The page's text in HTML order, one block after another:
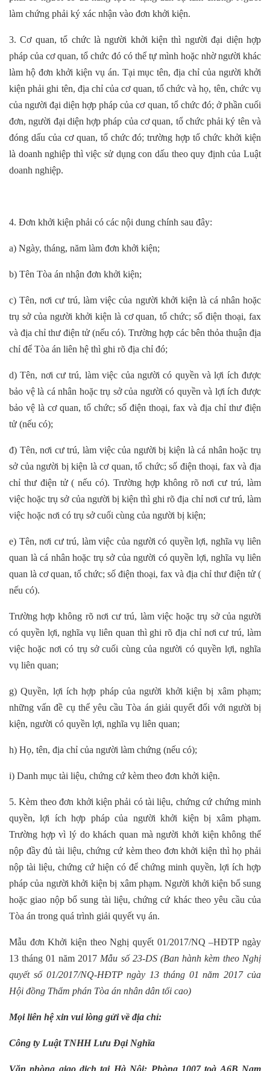
làm chứng phải ký xác nhận vào đơn khởi kiện.
3. Cơ quan, tổ chức là người khởi kiện thì người đại diện hợp
pháp của cơ quan, tổ chức đó có thể tự mình hoặc nhờ người khác
làm hộ đơn khởi kiện vụ án. Tại mục tên, địa chỉ của người khởi
kiện phải ghi tên, địa chỉ của cơ quan, tổ chức và họ, tên, chức vụ
của người đại diện hợp pháp của cơ quan, tổ chức đó; ở phần cuối
đơn, người đại diện hợp pháp của cơ quan, tổ chức phải ký tên và
đóng dấu của cơ quan, tổ chức đó; trường hợp tổ chức khởi kiện
là doanh nghiệp thì việc sử dụng con dấu theo quy định của Luật
doanh nghiệp.
4. Đơn khởi kiện phải có các nội dung chính sau đây:
a) Ngày, tháng, năm làm đơn khởi kiện;
b) Tên Tòa án nhận đơn khởi kiện;
c) Tên, nơi cư trú, làm việc của người khởi kiện là cá nhân hoặc
trụ sở của người khởi kiện là cơ quan, tổ chức; số điện thoại, fax
và địa chỉ thư điện tử (nếu có). Trường hợp các bên thỏa thuận địa
chỉ để Tòa án liên hệ thì ghi rõ địa chỉ đó;
d) Tên, nơi cư trú, làm việc của người có quyền và lợi ích được
bảo vệ là cá nhân hoặc trụ sở của người có quyền và lợi ích được
bảo vệ là cơ quan, tổ chức; số điện thoại, fax và địa chỉ thư điện
tử (nếu có);
đ) Tên, nơi cư trú, làm việc của người bị kiện là cá nhân hoặc trụ
sở của người bị kiện là cơ quan, tổ chức; số điện thoại, fax và địa
chỉ thư điện tử ( nếu có). Trường hợp không rõ nơi cư trú, làm
việc hoặc trụ sở của người bị kiện thì ghi rõ địa chỉ nơi cư trú, làm
việc hoặc nơi có trụ sở cuối cùng của người bị kiện;
e) Tên, nơi cư trú, làm việc của người có quyền lợi, nghĩa vụ liên
quan là cá nhân hoặc trụ sở của người có quyền lợi, nghĩa vụ liên
quan là cơ quan, tổ chức; số điện thoại, fax và địa chỉ thư điện tử (
nếu có).
Trường hợp không rõ nơi cư trú, làm việc hoặc trụ sở của người
có quyền lợi, nghĩa vụ liên quan thì ghi rõ địa chỉ nơi cư trú, làm
việc hoặc nơi có trụ sở cuối cùng của người có quyền lợi, nghĩa
vụ liên quan;
g) Quyền, lợi ích hợp pháp của người khởi kiện bị xâm phạm;
những vấn đề cụ thể yêu cầu Tòa án giải quyết đối với người bị
kiện, người có quyền lợi, nghĩa vụ liên quan;
h) Họ, tên, địa chỉ của người làm chứng (nếu có);
i) Danh mục tài liệu, chứng cứ kèm theo đơn khởi kiện.
5. Kèm theo đơn khởi kiện phải có tài liệu, chứng cứ chứng minh
quyền, lợi ích hợp pháp của người khởi kiện bị xâm phạm.
Trường hợp vì lý do khách quan mà người khởi kiện không thể
nộp đầy đủ tài liệu, chứng cứ kèm theo đơn khởi kiện thì họ phải
nộp tài liệu, chứng cứ hiện có để chứng minh quyền, lợi ích hợp
pháp của người khởi kiện bị xâm phạm. Người khởi kiện bổ sung
hoặc giao nộp bổ sung tài liệu, chứng cứ khác theo yêu cầu của
Tòa án trong quá trình giải quyết vụ án.
Mẫu đơn Khởi kiện theo Nghị quyết 01/2017/NQ –HĐTP ngày
13 tháng 01 năm 2017 Mẫu số 23-DS (Ban hành kèm theo Nghị
quyết số 01/2017/NQ-HĐTPngày 13 tháng 01 năm 2017của
Hội đồng Thẩm phán Tòa án nhân dân tối cao)
Mọi liên hệ xin vui lòng gửi về địa chỉ:
Công ty Luật TNHH Lưu Đại Nghĩa
Văn phòng giao dịch tại Hà Nội: Phòng 1007 toà A6B Nam